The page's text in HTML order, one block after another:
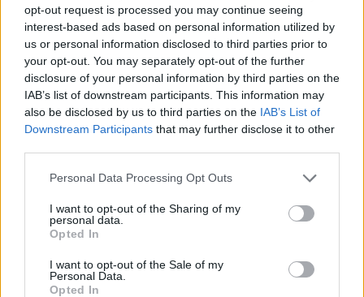
opt-out request is processed you may continue seeing
interest-based ads based on personal information utilized by
us or personal information disclosed to third parties prior to
your opt-out. You may separately opt-out of the further
disclosure of your personal information by third parties on the
IAB’s list of downstream participants. This information may
also be disclosed by us to third parties on the IAB’s List of
Downstream Participants that may further disclose it to other
Personal Data Processing Opt Outs
I want to opt-out of the Sharing of my
personal data.
Opted In
I want to opt-out of the Sale of my
Personal Data.
Opted In
ΠΕΡΙΣΣΌΤΕΡΑ ΣΕ ΑΥΤΉ ΤΗΝ ΚΑΤΗΓΟΡΊΑ
Τι βλέπουν στο Netflix οι
Έλληνες πολιτικοί
ΕΝΦΙΑ: Πόσο θα
πληρώσουμε φέτος-Όλες
οι αλλαγές